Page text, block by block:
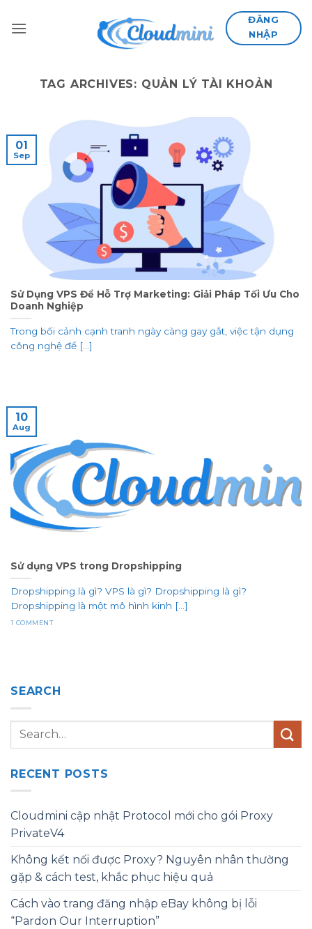
ĐĂNG
NHẬP
TAG ARCHIVES: QUẢN LÝ TÀI KHOẢN
Sử Dụng VPS Để Hỗ Trợ Marketing: Giải Pháp Tối Ưu Cho
Doanh Nghiệp
Trong bối cảnh cạnh tranh ngày càng gay gắt, việc tận dụng
công nghệ để [...]
01
Sep
Sử dụng VPS trong Dropshipping
Dropshipping là gì? VPS là gì? Dropshipping là gì?
Dropshipping là một mô hình kinh [...]
1 COMMENT
10
Aug
SEARCH
RECENT POSTS
Cloudmini cập nhật Protocol mới cho gói Proxy
PrivateV4
Không kết nối được Proxy? Nguyên nhân thường
gặp & cách test, khắc phục hiệu quả
Cách vào trang đăng nhập eBay không bị lỗi
“Pardon Our Interruption”